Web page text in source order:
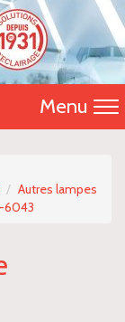
Menu
Autres lampes
6043